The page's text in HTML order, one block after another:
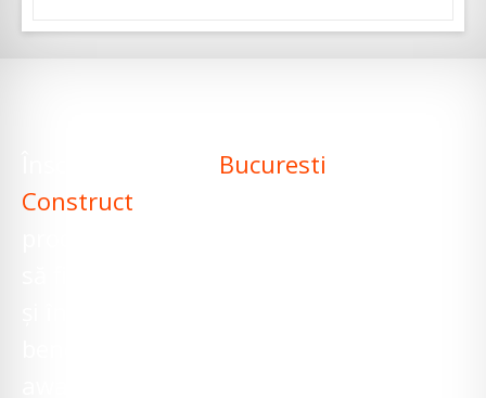
Bucuresti
Construct